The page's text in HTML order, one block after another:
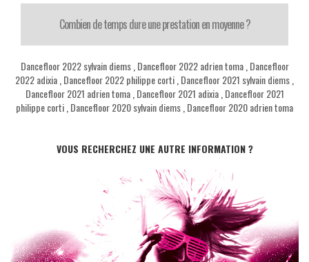
Combien de temps dure une prestation en moyenne ?
Dancefloor 2022 sylvain diems, Dancefloor 2022 adrien toma, Dancefloor
2022 adixia Dancefloor 2022 philippe corti Dancefloor 2021 sylvain diems
Dancefloor 2021 adrien toma, Dancefloor 2021 adixia, Dancefloor 2021
philippe corti Dancefloor 2020 sylvain diems Dancefloor 2020 adrien toma
VOUS RECHERCHEZ UNE AUTRE INFORMATION ?